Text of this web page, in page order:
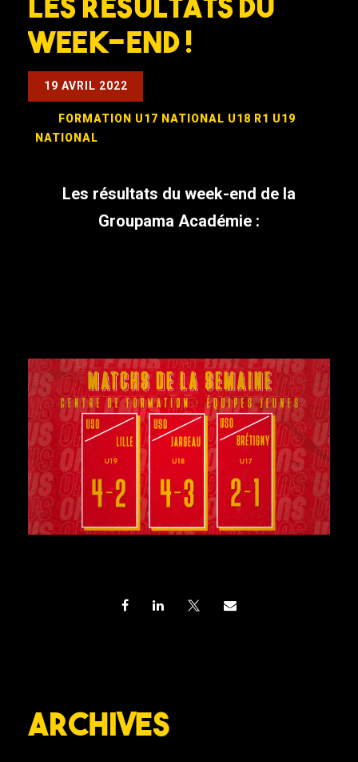
week-end !
19 AVRIL 2022
FORMATION U17 NATIONAL U18 R1 U19
NATIONAL
Les résultats du week-end de la
Groupama Académie :
Archives